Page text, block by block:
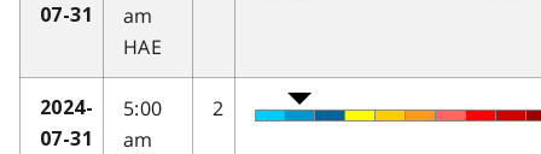
07-31
am
HAE
2024-
07-31
5:00
am
2